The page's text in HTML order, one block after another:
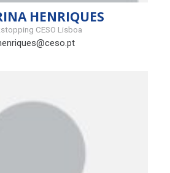
HENRIQUES
CESO Lisboa